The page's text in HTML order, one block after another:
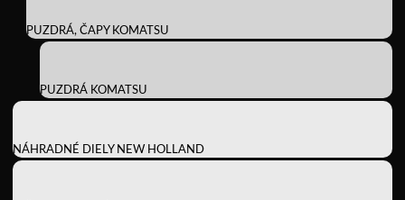
PUZDRÁ, ČAPY KOMATSU
PUZDRÁ KOMATSU
NÁHRADNÉ DIELY NEW HOLLAND